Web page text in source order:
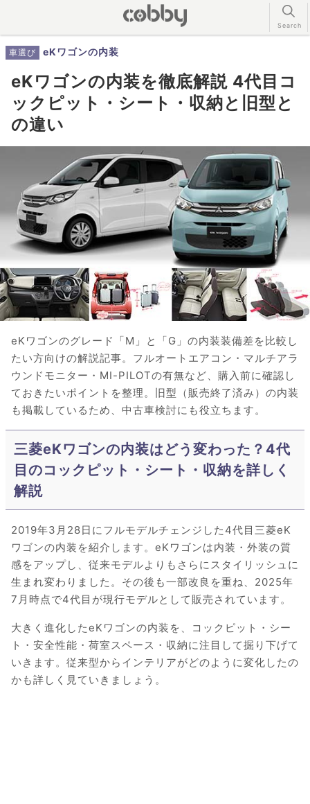
車選び eKワゴンの内装
eKワゴンの内装を徹底解説 4代目コ
ックピット・シート・収納と旧型と
の違い
eKワゴンのグレード「M」と「G」の内装装備差を比較し
たい方向けの解説記事。フルオートエアコン・マルチアラ
ウンドモニター・MI-PILOTの有無など、購入前に確認し
ておきたいポイントを整理。旧型（販売終了済み）の内装
も掲載しているため、中古車検討にも役立ちます。
三菱eKワゴンの内装はどう変わった？4代
目のコックピット・シート・収納を詳しく
解説
2019年3月28日にフルモデルチェンジした4代目三菱eK
ワゴンの内装を紹介します。eKワゴンは内装・外装の質
感をアップし、従来モデルよりもさらにスタイリッシュに
生まれ変わりました。その後も一部改良を重ね、2025年
7月時点で4代目が現行モデルとして販売されています。
大きく進化したeKワゴンの内装を、コックピット・シー
ト・安全性能・荷室スペース・収納に注目して掘り下げて
いきます。従来型からインテリアがどのように変化したの
かも詳しく見ていきましょう。